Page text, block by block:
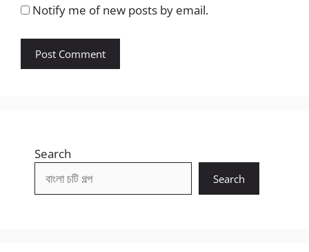
Notify me of new posts by email.
Search
Search